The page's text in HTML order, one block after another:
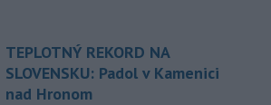
TEPLOTNÝ REKORD NA
SLOVENSKU: Padol v Kamenici
nad Hronom